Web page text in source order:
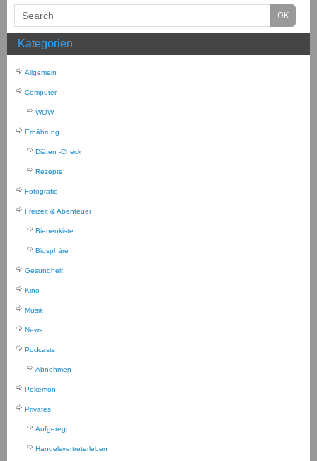
Kategorien
Allgemein
Computer
WOW
Ernährung
Diäten -Check
Rezepte
Fotografie
Freizeit & Abenteuer
Bienenkiste
Biosphäre
Gesundheit
Kino
Musik
News
Podcasts
Abnehmen
Pokemon
Privates
Aufgeregt
Handelsvertreterleben